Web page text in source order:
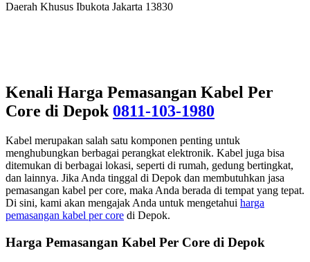
Daerah Khusus Ibukota Jakarta 13830
Kenali Harga Pemasangan Kabel Per
Core di Depok 0811-103-1980
Kabel merupakan salah satu komponen penting untuk
menghubungkan berbagai perangkat elektronik. Kabel juga bisa
ditemukan di berbagai lokasi, seperti di rumah, gedung bertingkat,
dan lainnya. Jika Anda tinggal di Depok dan membutuhkan jasa
pemasangan kabel per core, maka Anda berada di tempat yang tepat.
Di sini, kami akan mengajak Anda untuk mengetahui harga
pemasangan kabel per core di Depok.
Harga Pemasangan Kabel Per Core di Depok